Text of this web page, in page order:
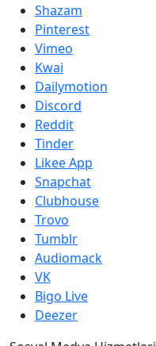
Shazam
Pinterest
Vimeo
Kwai
Dailymotion
Discord
Reddit
Tinder
Likee App
Snapchat
Clubhouse
Trovo
Tumblr
Audiomack
VK
Bigo Live
Deezer